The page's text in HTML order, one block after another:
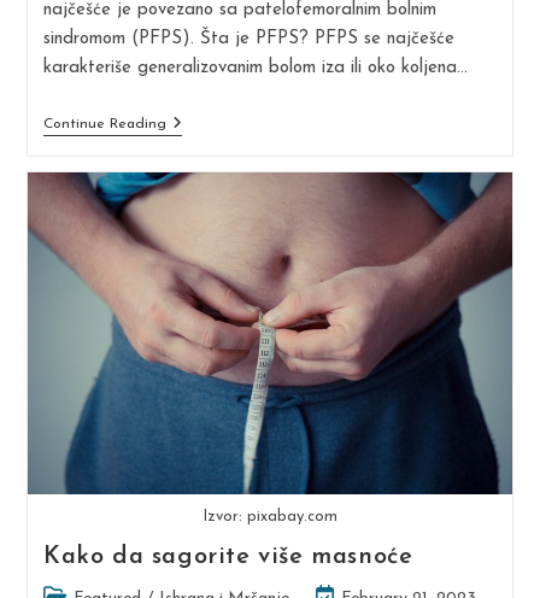
najčešće je povezano sa patelofemoralnim bolnim
sindromom (PFPS). Šta je PFPS? PFPS se najčešće
karakteriše generalizovanim bolom iza ili oko koljena…
Continue ReadingPatelofemoralni
Posljednja
Treba
Trkaču
Izvor: pixabay.com
Kako da sagorite više masnoće